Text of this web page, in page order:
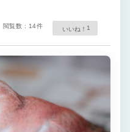
閲覧数 : 14件 1